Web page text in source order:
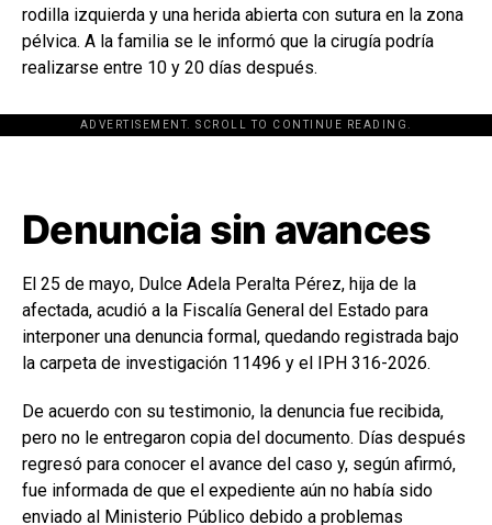
rodilla izquierda y una herida abierta con sutura en la zona
pélvica. A la familia se le informó que la cirugía podría
realizarse entre 10 y 20 días después.
ADVERTISEMENT. SCROLL TO CONTINUE READING.
[adsforwp id="243463"]
Denuncia sin avances
El 25 de mayo, Dulce Adela Peralta Pérez, hija de la
afectada, acudió a la Fiscalía General del Estado para
interponer una denuncia formal, quedando registrada bajo
la carpeta de investigación 11496 y el IPH 316-2026.
De acuerdo con su testimonio, la denuncia fue recibida,
pero no le entregaron copia del documento. Días después
regresó para conocer el avance del caso y, según afirmó,
fue informada de que el expediente aún no había sido
enviado al Ministerio Público debido a problemas